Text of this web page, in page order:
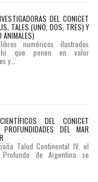
DEL CONICET
TALES (UNO, DOS, TRES) Y
ANIMALES)
numéricos ilustrados
que ponen en valor
y…
DEL CONICET
DEL MAR
Talud Continental IV, el
de Argentina se